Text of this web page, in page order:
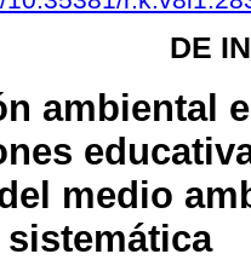
DE
ambiental
medio